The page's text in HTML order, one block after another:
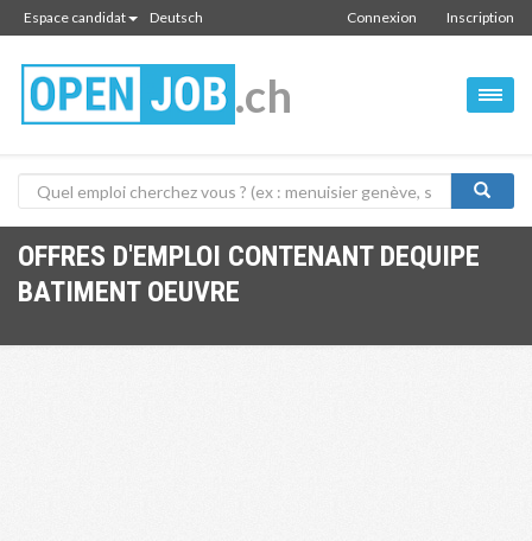
Espace candidat Deutsch Inscription
Connexion
.ch
OFFRES D'EMPLOI CONTENANT DEQUIPE
BATIMENT OEUVRE